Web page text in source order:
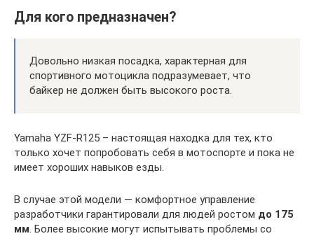
Для кого предназначен?
Довольно низкая посадка, характерная для
спортивного мотоцикла подразумевает, что
байкер не должен быть высокого роста.
Yamaha YZF-R125 – настоящая находка для тех, кто
только хочет попробовать себя в мотоспорте и пока не
имеет хороших навыков езды.
В случае этой модели — комфортное управление
разработчики гарантировали для людей ростом до 175
мм . Более высокие могут испытывать проблемы со